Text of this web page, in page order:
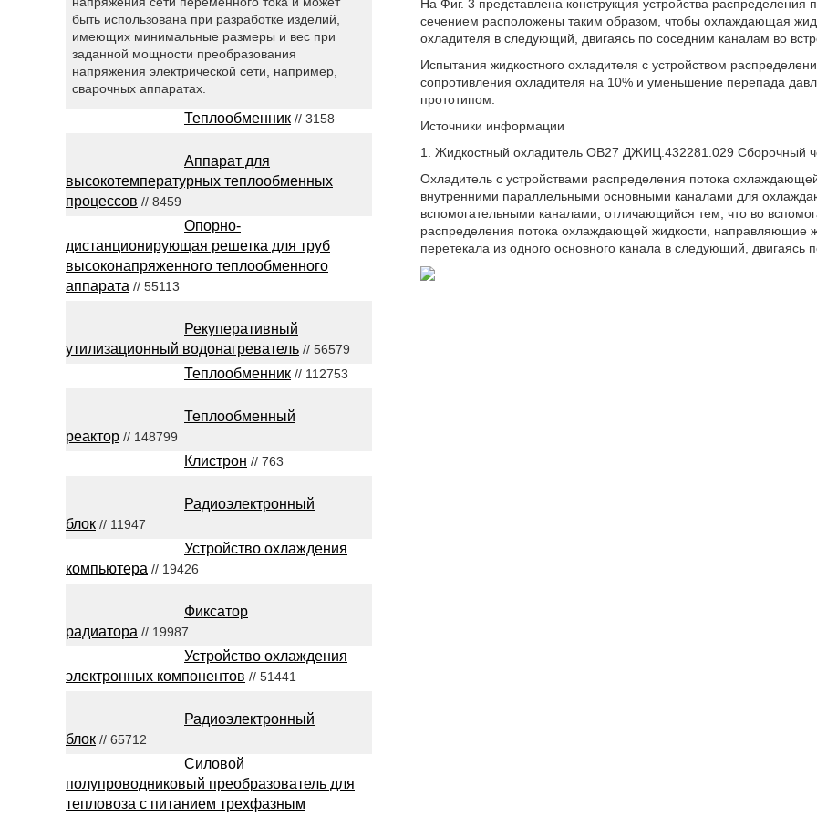
На Фиг. 3 представлена конструкция устройства
сечением расположены таким образом, чтобы охлаждающая
охладителя в следующий, двигаясь по соседним каналам во
Испытания жидкостного охладителя с устройством
сопротивления охладителя на 10% и уменьшение перепада
прототипом.
Источники информации
1. Жидкостный охладитель ОВ27 ДЖИЦ.432281.029 Сборочный
Охладитель с устройствами распределения потока
внутренними параллельными основными каналами для
вспомогательными каналами, отличающийся тем, что во
распределения потока охлаждающей жидкости, направляющие
перетекала из одного основного канала в следующий,
быть использована при разработке изделий,
имеющих минимальные размеры и вес при
заданной мощности преобразования
напряжения электрической сети, например,
сварочных аппаратах.
Теплообменник // 3158
Аппарат для
высокотемпературных теплообменных
процессов // 8459
Опорно-
дистанционирующая решетка для труб
высоконапряженного теплообменного
аппарата // 55113
Рекуперативный
утилизационный водонагреватель // 56579
Теплообменник // 112753
Теплообменный
реактор // 148799
Клистрон // 763
Радиоэлектронный
блок // 11947
Устройство охлаждения
компьютера // 19426
Фиксатор
радиатора // 19987
Устройство охлаждения
электронных компонентов // 51441
Радиоэлектронный
блок // 65712
Силовой
полупроводниковый преобразователь для
тепловоза с питанием трехфазным